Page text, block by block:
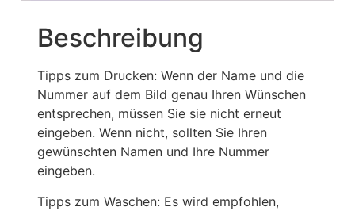
Beschreibung
Tipps zum Drucken: Wenn der Name und die
Nummer auf dem Bild genau Ihren Wünschen
entsprechen, müssen Sie sie nicht erneut
eingeben. Wenn nicht, sollten Sie Ihren
gewünschten Namen und Ihre Nummer
eingeben.
Tipps zum Waschen: Es wird empfohlen,